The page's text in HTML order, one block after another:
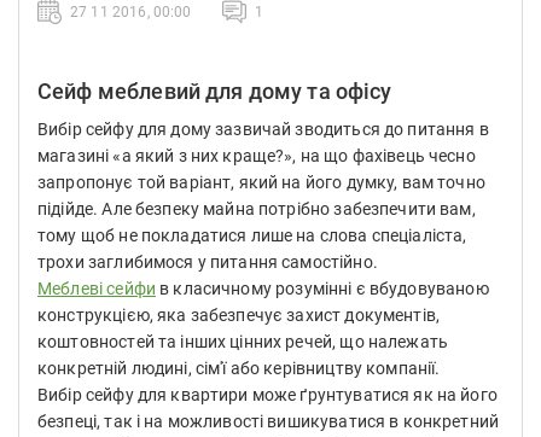
27 11 2016, 00:00 1
Сейф меблевий для дому та офісу
Вибір сейфу для дому зазвичай зводиться до питання в
магазині «а який з них краще?», на що фахівець чесно
запропонує той варіант, який на його думку, вам точно
підійде. Але безпеку майна потрібно забезпечити вам,
тому щоб не покладатися лише на слова спеціаліста,
трохи заглибимося у питання самостійно.
Меблеві сейфи в класичному розумінні є вбудовуваною
конструкцією, яка забезпечує захист документів,
коштовностей та інших цінних речей, що належать
конкретній людині, сім'ї або керівництву компанії.
Вибір сейфу для квартири може ґрунтуватися як на його
безпеці, так і на можливості вишикуватися в конкретний